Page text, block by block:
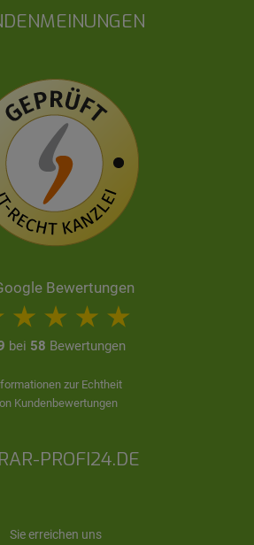
Bewertungen
bei 58 Bewertungen
zur Echtheit
Kundenbewertungen
PROFI24.DE
Sie erreichen uns